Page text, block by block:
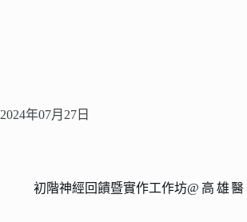
2024年07月27日
初階神經回饋暨實作工作坊@高雄